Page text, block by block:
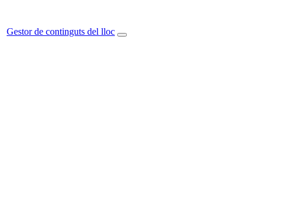
Gestor de continguts del lloc